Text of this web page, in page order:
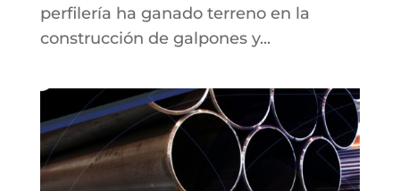
perfilería ha ganado terreno en la
construcción de galpones y...